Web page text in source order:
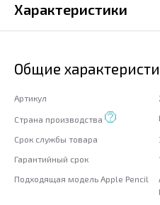
Характеристики
Общие
Артикул
Страна производства
Срок службы товара
Гарантийный срок
Подходящая модель Apple Pencil